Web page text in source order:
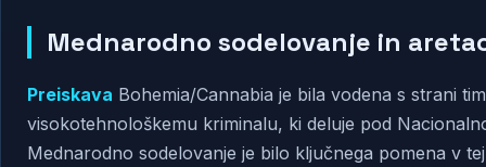
Mednarodno sodelovanje in
Preiskava Bohemia/Cannabia je bila vodena s strani
visokotehnološkemu kriminalu, ki deluje pod
Mednarodno sodelovanje je bilo ključnega pomena v